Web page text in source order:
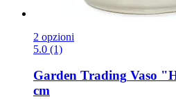
2 opzioni
5.0 (1)
Garden Trading Vaso
cm